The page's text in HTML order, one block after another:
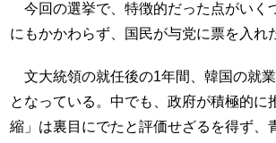
今回の選挙で、特徴的だった点がいく
にもかかわらず、国民が与党に票を入れ
文大統領の就任後の1年間、韓国の就
となっている。中でも、政府が積極的
縮」は裏目にでたと評価せざるを得ず、